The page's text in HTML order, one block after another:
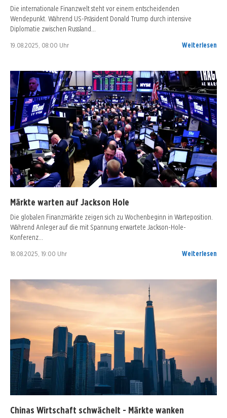
Die internationale Finanzwelt steht vor einem entscheidenden
Wendepunkt. Während US-Präsident Donald Trump durch intensive
Diplomatie zwischen Russland…
19.08.2025, 08:00 Uhr Weiterlesen
Märkte warten auf Jackson Hole
Die globalen Finanzmärkte zeigen sich zu Wochenbeginn in Warteposition.
Während Anleger auf die mit Spannung erwartete Jackson-Hole-
Konferenz…
18.08.2025, 19:00 Uhr Weiterlesen
Chinas Wirtschaft schwächelt - Märkte wanken